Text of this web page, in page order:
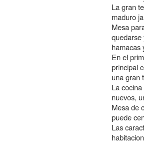
La gran
maduro
Mesa
quedarse
hamacas
En el
principal
una gran
La
nuevos,
Mesa de
puede
Las